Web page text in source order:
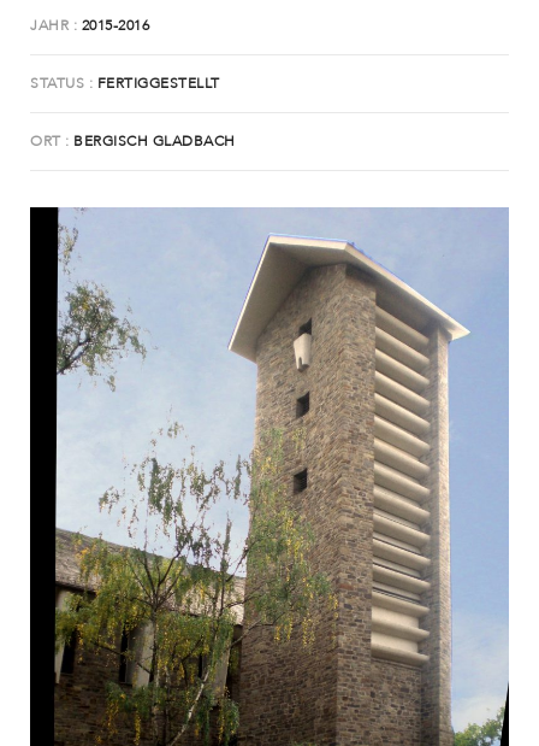
JAHR 2015-2016
STATUS FERTIGGESTELLT
ORT BERGISCH GLADBACH